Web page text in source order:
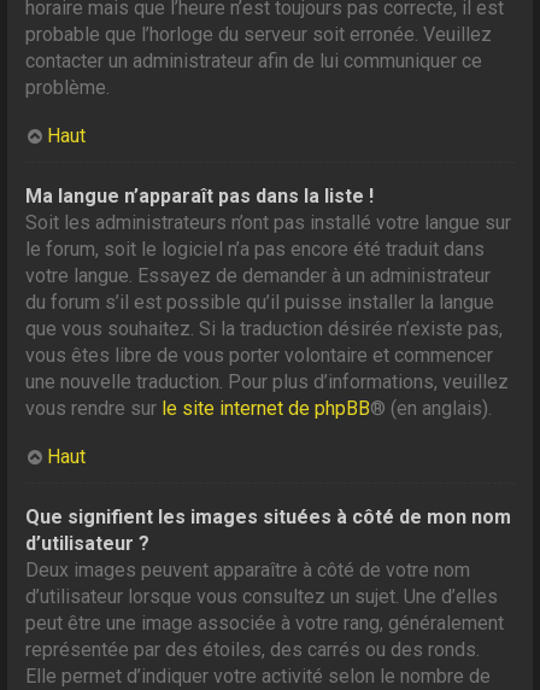
horaire mais que l’heure n’est toujours pas correcte, il est
probable que l’horloge du serveur soit erronée. Veuillez
contacter un administrateur afin de lui communiquer ce
problème.
Haut
Ma langue n’apparaît pas dans la liste !
Soit les administrateurs n’ont pas installé votre langue sur
le forum, soit le logiciel n’a pas encore été traduit dans
votre langue. Essayez de demander à un administrateur
du forum s’il est possible qu’il puisse installer la langue
que vous souhaitez. Si la traduction désirée n’existe pas,
vous êtes libre de vous porter volontaire et commencer
une nouvelle traduction. Pour plus d’informations, veuillez
vous rendre sur le site internet de phpBB® (en anglais).
Haut
Que signifient les images situées à côté de mon nom
d’utilisateur ?
Deux images peuvent apparaître à côté de votre nom
d’utilisateur lorsque vous consultez un sujet. Une d’elles
peut être une image associée à votre rang, généralement
représentée par des étoiles, des carrés ou des ronds.
Elle permet d’indiquer votre activité selon le nombre de